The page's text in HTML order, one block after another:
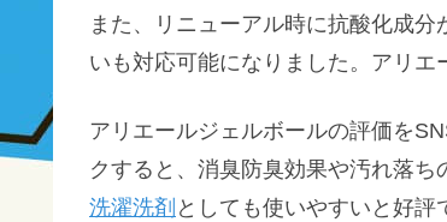
また、リニューアル時に抗酸化成
いも対応可能になりました。アリエ
アリエールジェルボールの評価を
クすると、消臭防臭効果や汚れ落ち
洗濯洗剤 としても使いやすいと好評